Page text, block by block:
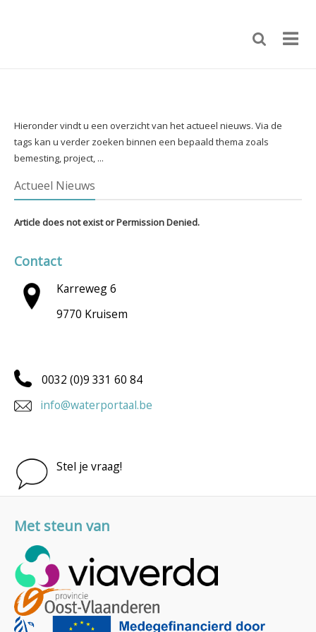
Hieronder vindt u een overzicht van het actueel nieuws. Via de
tags kan u verder zoeken binnen een bepaald thema zoals
bemesting, project, ...
Actueel Nieuws
Article does not exist or Permission Denied.
Contact
Karreweg 6
9770 Kruisem
0032 (0)9 331 60 84
info@waterportaal.be
Stel je vraag!
Met steun van